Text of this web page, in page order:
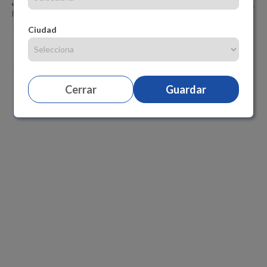
Ciudad
Cerrar Guardar
Medidas aproximadas del producto: Alto 45 cm, Ancho 38 cm,
Largo 63 cm.
Comentarios